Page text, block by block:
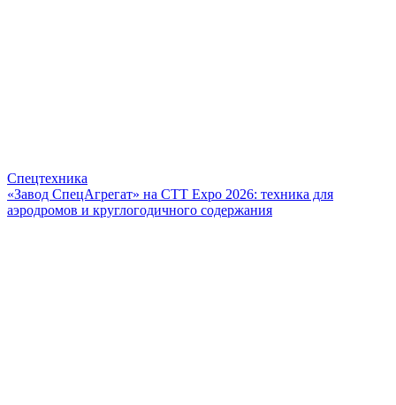
Спецтехника
«Завод СпецАгрегат» на СТТ Expo 2026: техника для
аэродромов и круглогодичного содержания